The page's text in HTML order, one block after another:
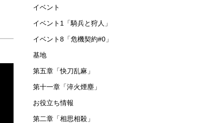
イベント
イベント1「騎兵と狩人」
イベント8「危機契約#0」
基地
第五章「快刀乱麻」
第十一章「淬火煙塵」
お役立ち情報
第二章「相思相殺」